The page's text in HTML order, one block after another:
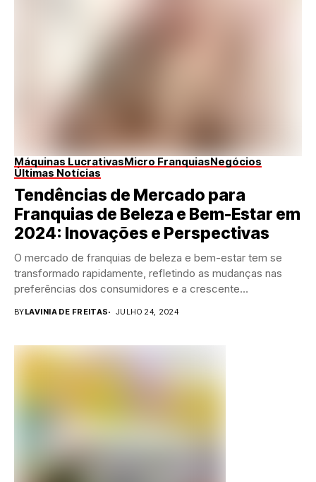
Máquinas LucrativasMicro FranquiasNegócios
Últimas Notícias
Tendências de Mercado para
Franquias de Beleza e Bem-Estar em
2024: Inovações e Perspectivas
O mercado de franquias de beleza e bem-estar tem se
transformado rapidamente, refletindo as mudanças nas
preferências dos consumidores e a crescente
BYLAVINIA DE FREITAS JULHO 24, 2024